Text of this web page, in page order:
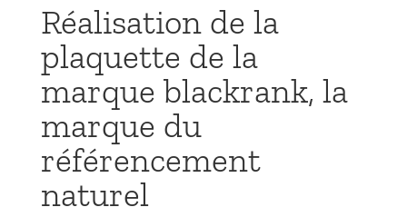
Réalisation de la
plaquette de la
marque blackrank, la
marque du
référencement
naturel